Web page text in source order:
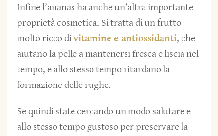
Infine l’ananas ha anche un’altra importante
proprietà cosmetica. Si tratta di un frutto
molto ricco divitamine e antiossidanti, che
aiutano la pelle a mantenersi fresca e liscia nel
tempo, e allo stesso tempo ritardano la
formazione delle rughe.
Se quindi state cercando un modo salutare e
allo stesso tempo gustoso per preservare la